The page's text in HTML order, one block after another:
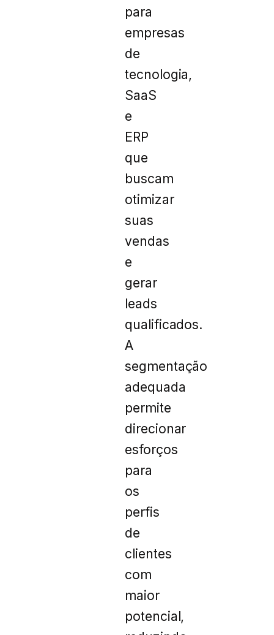
para
empresas
de
tecnologia,
SaaS
e
ERP
que
buscam
otimizar
suas
vendas
e
gerar
leads
qualificados.
A
segmentação
adequada
permite
direcionar
esforços
para
os
perfis
de
clientes
com
maior
potencial,